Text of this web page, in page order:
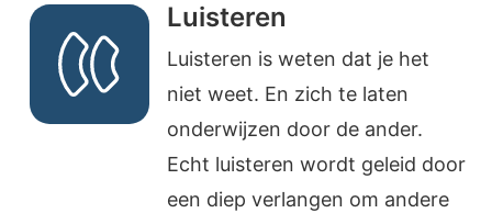
Luisteren
Luisteren is weten dat je het
niet weet. En zich te laten
onderwijzen door de ander.
Echt luisteren wordt geleid door
een diep verlangen om andere